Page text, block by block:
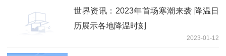
世界资讯：2023年首场寒潮来袭 降温日
历展示各地降温时刻
2023-01-12